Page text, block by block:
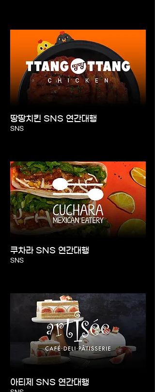
땅땅치킨 SNS 연간대행
SNS
쿠차라 SNS 연간대행
SNS
아티제 SNS 연간대행